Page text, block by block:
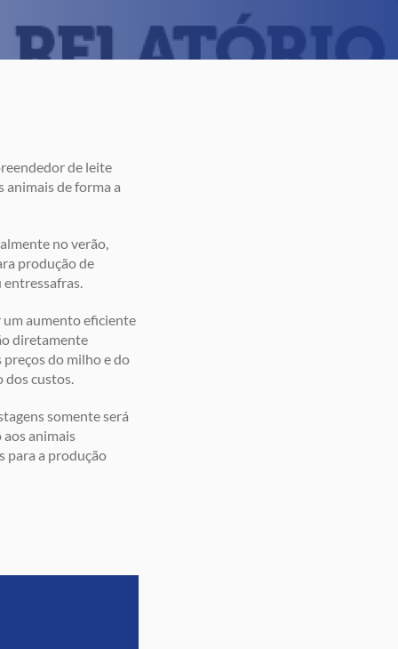
de leite
animais de forma a
no verão,
produção de
entressafras.
aumento eficiente
diretamente
do milho e do
dos custos.
somente será
animais
para a produção